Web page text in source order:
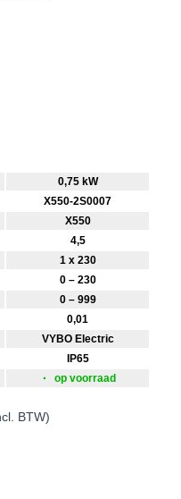
0,75 kW
X550-2S0007
X550
4,5
1 x 230
0 – 230
0 – 999
0,01
VYBO Electric
IP65
op voorraad
BTW)